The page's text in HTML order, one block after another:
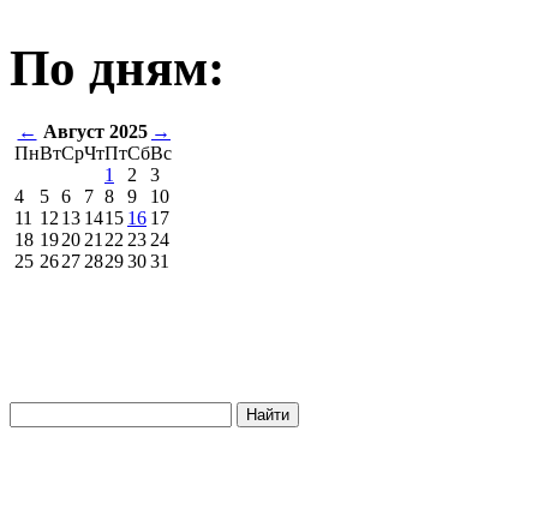
По дням:
← Август 2025 →
ПнВтСрЧтПтСбВс
1
2
3
4
5 6 7 8 9
10
11 12 13 1415 16 17
18 1920 21 22 23 24
25 2627 28293031